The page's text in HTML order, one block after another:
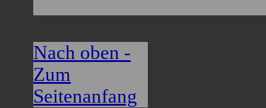
Nach oben -
Zum
Seitenanfang